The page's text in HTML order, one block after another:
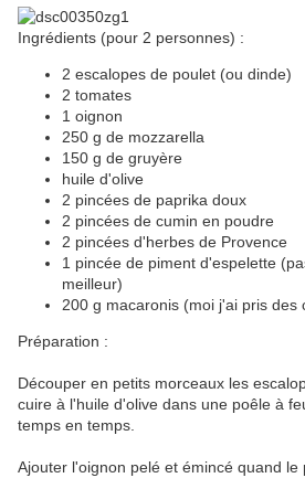
Ingrédients (pour 2 personnes) :
2 escalopes de poulet (ou dinde)
2 tomates
1 oignon
250 g de mozzarella
150 g de gruyère
huile d'olive
2 pincées de paprika doux
2 pincées de cumin en poudre
2 pincées d'herbes de Provence
1 pincée de piment d'espelette
meilleur)
200 g macaronis (moi j'ai pris des
Préparation :
Découper en petits morceaux les
cuire à l'huile d'olive dans une poêle à
temps en temps.
Ajouter l'oignon pelé et émincé quand le